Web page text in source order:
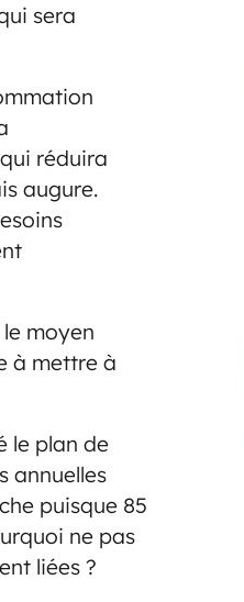
sera
réduira
augure.
moyen
à mettre à
le plan de
annuelles
puisque 85
ne pas
liées ?